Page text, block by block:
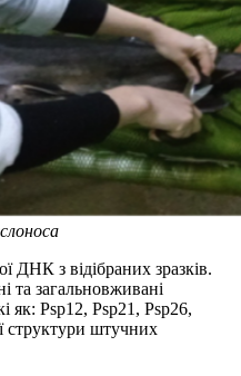
з відібраних зразків.
та загальновживані
як: Psp12, Psp21, Psp26,
структури штучних